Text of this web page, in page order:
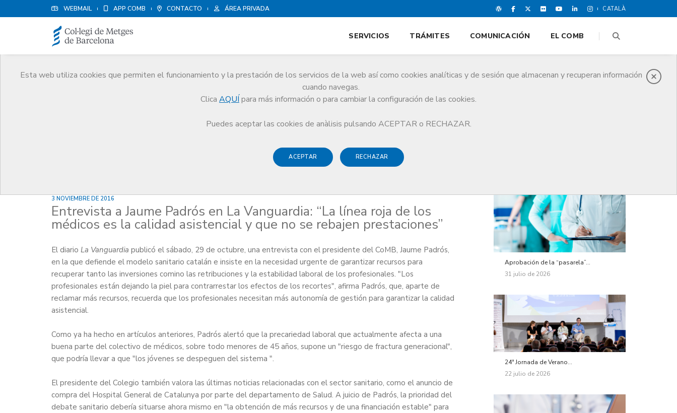
WEBMAIL APP COMB CONTACTO ÁREA PRIVADA CATALÀ
Esta web utiliza cookies que permiten el funcionamiento y la prestación de los servicios de la web así como cookies analíticas y de sesión que almacenan y recuperan información
cuando navegas.
Clica AQUÍ para más información o para cambiar la configuración de las cookies.
Puedes aceptar las cookies de anàlisis pulsando ACEPTAR o RECHAZAR.
ACEPTAR RECHAZAR
SERVICIOS TRÁMITES COMUNICACIÓN EL COMB
Entrevista a Jaume Padrós en La Vanguardia: “La línea roja de los médicos es la calidad asistencial y que no se rebajen prestaciones”
3 NOVIEMBRE DE 2016
Entrevista a Jaume Padrós en La Vanguardia: “La línea roja de los
médicos es la calidad asistencial y que no se rebajen prestaciones”
El diario La Vanguardia publicó el sábado, 29 de octubre, una entrevista con el presidente del CoMB, Jaume Padrós,
en la que defiende el modelo sanitario catalán e insiste en la necesidad urgente de garantizar recursos para
recuperar tanto las inversiones comino las retribuciones y la estabilidad laboral de los profesionales. "Los
profesionales están dejando la piel para contrarrestar los efectos de los recortes", afirma Padrós, que, aparte de
reclamar más recursos, recuerda que los profesionales necesitan más autonomía de gestión para garantizar la calidad
asistencial.
Como ya ha hecho en artículos anteriores, Padrós alertó que la precariedad laboral que actualmente afecta a una
buena parte del colectivo de médicos, sobre todo menores de 45 años, supone un "riesgo de fractura generacional",
que podría llevar a que "los jóvenes se despeguen del sistema ".
El presidente del Colegio también valora las últimas noticias relacionadas con el sector sanitario, como el anuncio de
compra del Hospital General de Catalunya por parte del departamento de Salud. A juicio de Padrós, la prioridad del
debate sanitario debería situarse ahora mismo en "la obtención de más recursos y de una financiación estable" para
Aprobación de la “pasarela”...
31 julio de 2026
24ª Jornada de Verano...
22 julio de 2026